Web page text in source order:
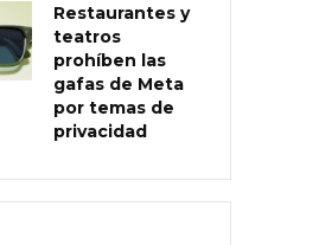
Restaurantes y
teatros
prohíben las
gafas de Meta
por temas de
privacidad